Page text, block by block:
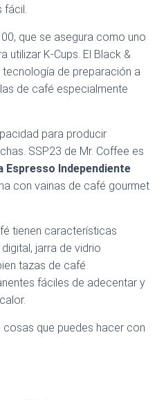
fácil.
que se asegura como uno
utilizar K-Cups. El Black &
de preparación a
de café especialmente
para producir
SSP23 de Mr. Coffee es
Espresso Independiente
con vainas de café gourmet
tienen características
jarra de vidrio
tazas de café
fáciles de adecentar y
cosas que puedes hacer con